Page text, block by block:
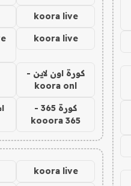
koora live
koora live
كورة اون لاين -
koora onl
كورة 365 -
kooora 365
koora live